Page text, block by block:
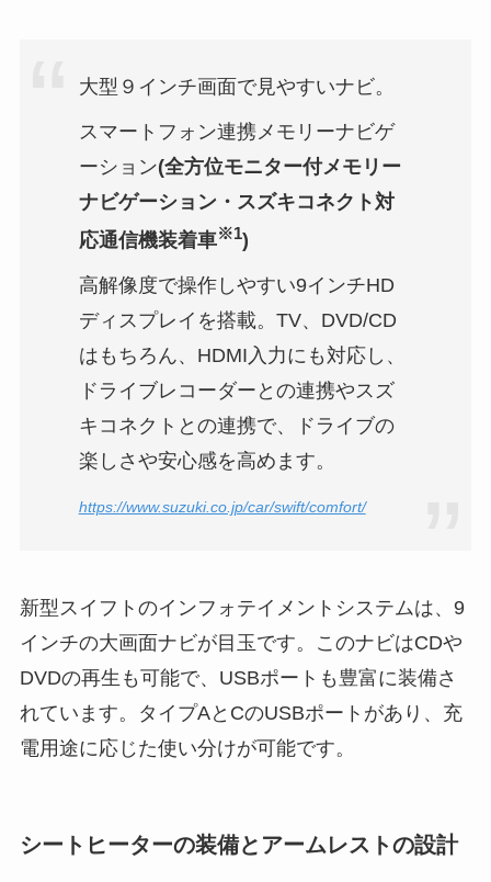
大型９インチ画面で見やすいナビ。
スマートフォン連携メモリーナビゲ
ーション(全方位モニター付メモリー
ナビゲーション・スズキコネクト対
応通信機装着車※1)
高解像度で操作しやすい9インチHD
ディスプレイを搭載。TV、DVD/CD
はもちろん、HDMI入力にも対応し、
ドライブレコーダーとの連携やスズ
キコネクトとの連携で、ドライブの
楽しさや安心感を高めます。
https://www.suzuki.co.jp/car/swift/comfort/
新型スイフトのインフォテイメントシステムは、9
インチの大画面ナビが目玉です。このナビはCDや
DVDの再生も可能で、USBポートも豊富に装備さ
れています。タイプAとCのUSBポートがあり、充
電用途に応じた使い分けが可能です。
シートヒーターの装備とアームレストの設計